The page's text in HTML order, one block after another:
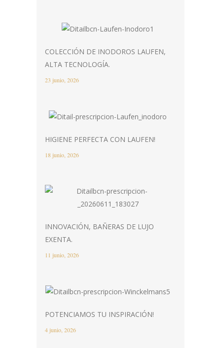
COLECCIÓN DE INODOROS LAUFEN,
ALTA TECNOLOGÍA.
23 junio, 2026
HIGIENE PERFECTA CON LAUFEN!
18 junio, 2026
INNOVACIÓN, BAÑERAS DE LUJO
EXENTA.
11 junio, 2026
POTENCIAMOS TU INSPIRACIÓN!
4 junio, 2026